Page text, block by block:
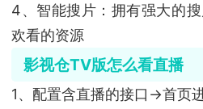
4、智能搜片：拥有强大的
欢看的资源
影视仓TV版怎么看直播
1、配置含直播的接口→首页